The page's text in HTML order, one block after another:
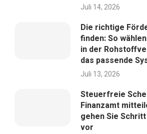
Juli 14, 2026
Die richtige
finden: So
in der
das passende
Juli 13, 2026
Steuerfreie
Finanzamt
gehen Sie
vor